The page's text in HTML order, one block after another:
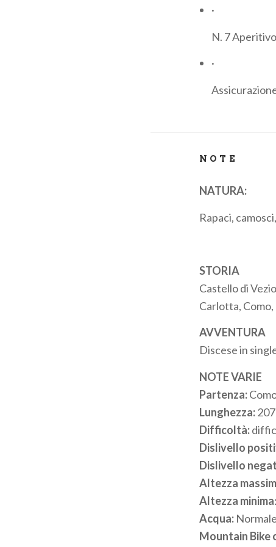
·
N. 7
·
NOTE
NATURA:
Rapaci,
STORIA
Castello di
Carlotta,
AVVENTURA
Discese in
NOTE VARIE
Partenza:
Lunghezza:
Difficoltà:
Dislivello
Dislivello
Altezza
Altezza minima
Acqua: Normale
Mountain Bike